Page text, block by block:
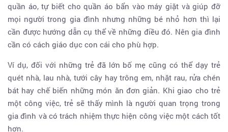
quần áo, tự biết cho quần áo bẩn vào máy giặt và giúp đỡ
mọi người trong gia đình nhưng những bé nhỏ hơn thì lại
cần được hướng dẫn cụ thể về những điều đó. Nên gia đình
cần có cách giáo dục con cái cho phù hợp.
Ví dụ, đối với những trẻ đã lớn bố mẹ cũng có thể dạy trẻ
quét nhà, lau nhà, tưới cây hay trông em, nhặt rau, rửa chén
bát hay chế biến những món ăn đơn giản. Khi giao cho trẻ
một công việc, trẻ sẽ thấy mình là người quan trọng trong
gia đình và có trách nhiệm thực hiện công việc một cách tốt
hơn.